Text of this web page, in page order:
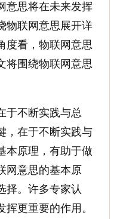
意思将在未来发挥
物联网意思展开详
度看，物联网意思
将围绕物联网意思
于不断实践与总
，在于不断实践与
本原理，有助于做
网意思的基本原
择。许多专家认
更重要的作用。